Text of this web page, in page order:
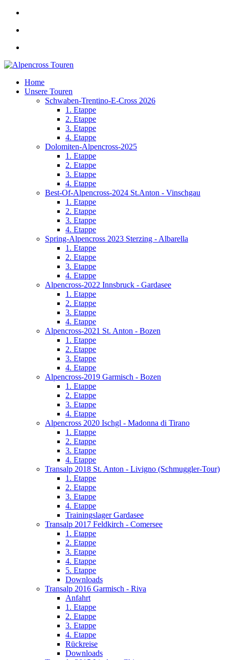
Home
Unsere Touren
Schwaben-Trentino-E-Cross 2026
1. Etappe
2. Etappe
3. Etappe
4. Etappe
Dolomiten-Alpencross-2025
1. Etappe
2. Etappe
3. Etappe
4. Etappe
Best-Of-Alpencross-2024 St.Anton - Vinschgau
1. Etappe
2. Etappe
3. Etappe
4. Etappe
Spring-Alpencross 2023 Sterzing - Albarella
1. Etappe
2. Etappe
3. Etappe
4. Etappe
Alpencross-2022 Innsbruck - Gardasee
1. Etappe
2. Etappe
3. Etappe
4. Etappe
Alpencross-2021 St. Anton - Bozen
1. Etappe
2. Etappe
3. Etappe
4. Etappe
Alpencross-2019 Garmisch - Bozen
1. Etappe
2. Etappe
3. Etappe
4. Etappe
Alpencross 2020 Ischgl - Madonna di Tirano
1. Etappe
2. Etappe
3. Etappe
4. Etappe
Transalp 2018 St. Anton - Livigno (Schmuggler-Tour)
1. Etappe
2. Etappe
3. Etappe
4. Etappe
Trainingslager Gardasee
Transalp 2017 Feldkirch - Comersee
1. Etappe
2. Etappe
3. Etappe
4. Etappe
5. Etappe
Downloads
Transalp 2016 Garmisch - Riva
Anfahrt
1. Etappe
2. Etappe
3. Etappe
4. Etappe
Rückreise
Downloads